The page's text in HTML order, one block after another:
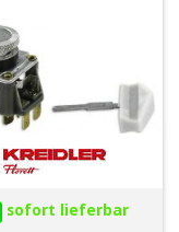
sofort lieferbar